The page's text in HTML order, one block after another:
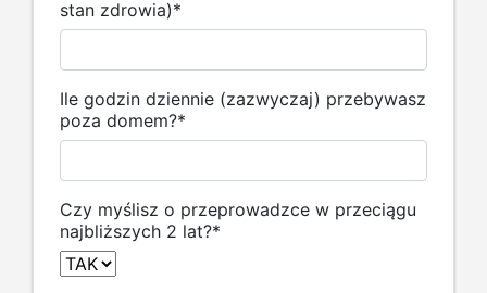
stan zdrowia)*
Ile godzin dziennie (zazwyczaj) przebywasz
poza domem?*
Czy myślisz o przeprowadzce w przeciągu
najbliższych 2 lat?*